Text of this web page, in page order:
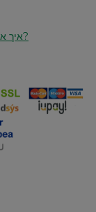
איך אני יכול לתגמל את מי שמשתף את האירוע שלי?